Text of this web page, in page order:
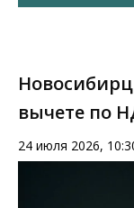
вычете по
24 июля 2026,